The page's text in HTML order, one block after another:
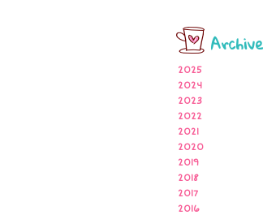
2025
2024
2023
2022
2021
2020
2019
2018
2017
2016